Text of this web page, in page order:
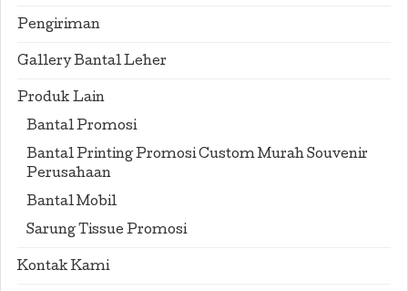
Pengiriman
Gallery Bantal Leher
Produk Lain
Bantal Promosi
Bantal Printing Promosi Custom Murah Souvenir
Perusahaan
Bantal Mobil
Sarung Tissue Promosi
Kontak Kami